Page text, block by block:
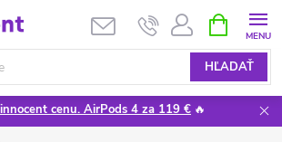
HĽADAŤ
KOŠÍK
cenu. AirPods 4 za 119 € 🔥